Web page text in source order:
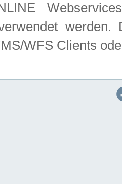
WFS Clients